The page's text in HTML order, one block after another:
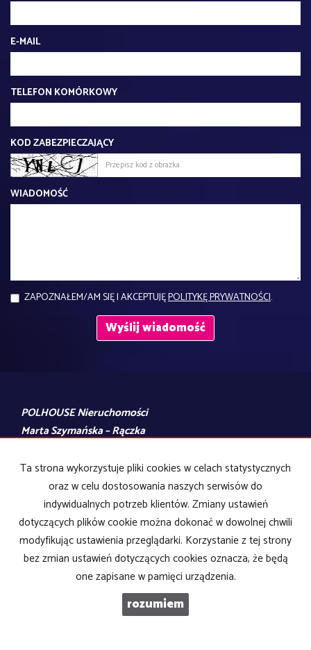
MIESZKANIE NA SPRZEDAŻ
Bydgoszcz 54,83 m2
POL-MS-96708
MIESZKANIE NA SPRZEDAŻ
Bydgoszcz, Fordon
2 pokoje
POL-MS-96714
TELEFON KOMÓRKOWY
KOD ZABEZPIECZAJĄCY
WIADOMOŚĆ
Ta strona wykorzystuje pliki cookies w celach statystycznych
oraz w celu dostosowania naszych serwisów do
indywidualnych potrzeb klientów. Zmiany ustawień
dotyczących plików cookie można dokonać w dowolnej chwili
modyfikując ustawienia przeglądarki. Korzystanie z tej strony
bez zmian ustawień dotyczących cookies oznacza, że będą
one zapisane w pamięci urządzenia.
rozumiem